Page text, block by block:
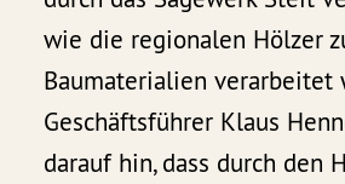
wie die regionalen Hölzer
Baumaterialien verarbeitet
Geschäftsführer Klaus
darauf hin, dass durch den